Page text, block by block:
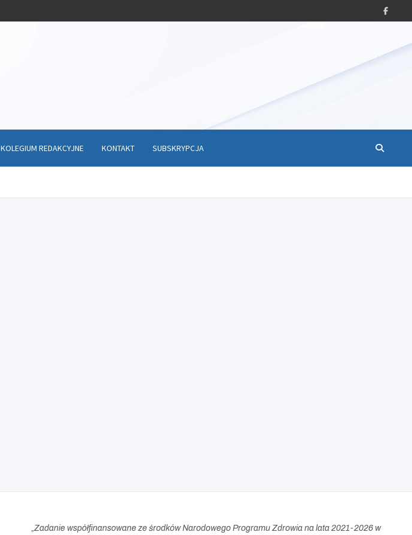
KOLEGIUM REDAKCYJNE KONTAKT SUBSKRYPCJA
„Zadanie współfinansowane ze środków Narodowego Programu Zdrowia na lata 2021-2026 w